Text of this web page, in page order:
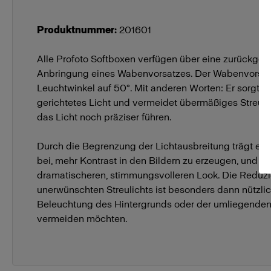
Produktnummer: 201601
Alle Profoto Softboxen verfügen über eine
Anbringung eines Wabenvorsatzes. Der
Leuchtwinkel auf 50°. Mit anderen Worten: Er sorgt
gerichtetes Licht und vermeidet übermäßiges
das Licht noch präziser führen.
Durch die Begrenzung der Lichtausbreitung trägt
bei, mehr Kontrast in den Bildern zu erzeugen, und
dramatischeren, stimmungsvolleren Look. Die
unerwünschten Streulichts ist besonders dann
Beleuchtung des Hintergrunds oder der
vermeiden möchten.